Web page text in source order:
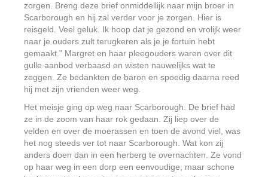
zorgen. Breng deze brief onmiddellijk naar mijn broer in
Scarborough en hij zal verder voor je zorgen. Hier is
reisgeld. Veel geluk. Ik hoop dat je gezond en vrolijk weer
naar je ouders zult terugkeren als je je fortuin hebt
gemaakt." Margret en haar pleegouders waren over dit
gulle aanbod verbaasd en wisten nauwelijks wat te
zeggen. Ze bedankten de baron en spoedig daarna reed
hij met zijn vrienden weer weg.
Het meisje ging op weg naar Scarborough. De brief had
ze in de zoom van haar rok gedaan. Zij liep over de
velden en over de moerassen en toen de avond viel, was
het nog steeds ver tot naar Scarborough. Wat kon zij
anders doen dan in een herberg te overnachten. Ze vond
op haar weg in een dorp een eenvoudige, maar schone